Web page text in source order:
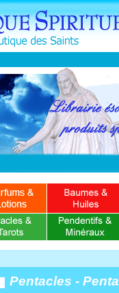
Pentacles -